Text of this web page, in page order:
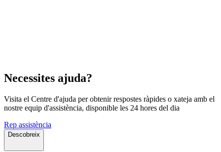
Necessites ajuda?
Visita el Centre d'ajuda per obtenir respostes ràpides o xateja amb el
nostre equip d'assistència, disponible les 24 hores del dia
Rep assistència
Descobreix